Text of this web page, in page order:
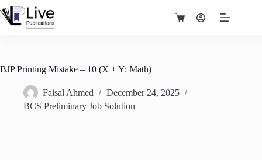
Skip
to
content
Shopping
BJP Printing Mistake – 10 (X + Y: Math)
Faisal Ahmed
December 24, 2025
BCS Preliminary Job Solution